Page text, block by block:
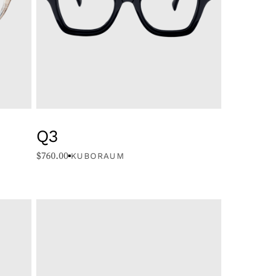
Q3
$760.00 KUBORAUM